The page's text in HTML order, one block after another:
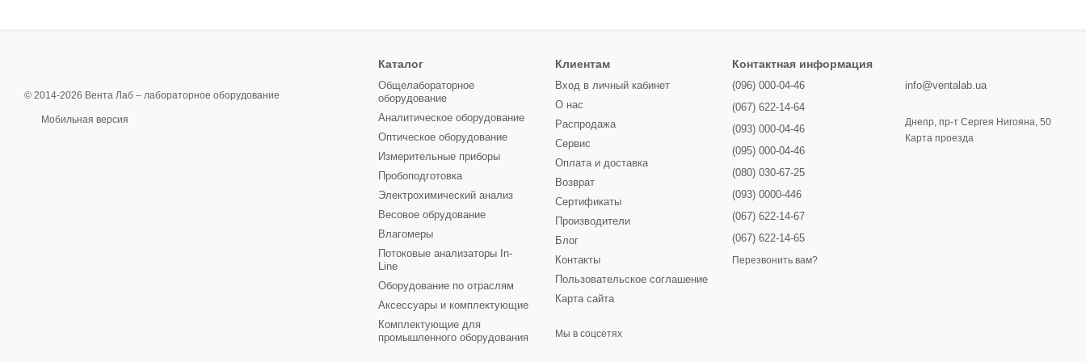
© 2014-2026 Вента Лаб – лабораторное оборудование
Мобильная версия
Каталог
Общелабораторное
оборудование
Аналитическое оборудование
Оптическое оборудование
Измерительные приборы
Пробоподготовка
Электрохимический анализ
Весовое обрудование
Влагомеры
Потоковые анализаторы In-
Line
Оборудование по отраслям
Аксессуары и комплектующие
Комплектующие для
промышленного оборудования
Клиентам
Вход в личный кабинет
О нас
Распродажа
Сервис
Оплата и доставка
Возврат
Сертификаты
Производители
Блог
Контакты
Пользовательское соглашение
Карта сайта
Мы в соцсетях
Контактная информация
(096) 000-04-46
(067) 622-14-64
(093) 000-04-46
(095) 000-04-46
(080) 030-67-25
(093) 0000-446
(067) 622-14-67
(067) 622-14-65
Перезвонить вам?
info@ventalab.ua
Днепр, пр-т Сергея Нигояна, 50
Карта проезда